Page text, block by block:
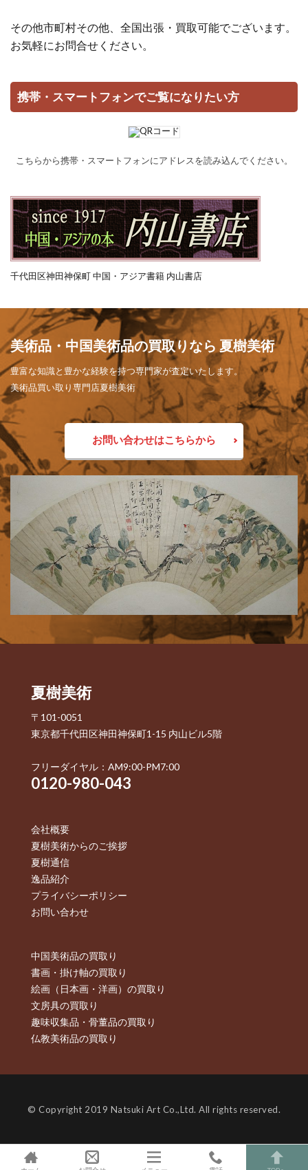
その他市町村その他、全国出張・買取可能でございます。
お気軽にお問合せください。
携帯・スマートフォンでご覧になりたい方
こちらから携帯・スマートフォンにアドレスを読み込んでください。
千代田区神田神保町 中国・アジア書籍 内山書店
美術品・中国美術品の買取りなら 夏樹美術
豊富な知識と豊かな経験を持つ専門家が査定いたします。
美術品買い取り専門店夏樹美術
お問い合わせはこちらから
夏樹美術
〒101-0051
東京都千代田区神田神保町1-15 内山ビル5階
フリーダイヤル：AM9:00-PM7:00
0120-980-043
会社概要
夏樹美術からのご挨拶
夏樹通信
逸品紹介
プライバシーポリシー
お問い合わせ
中国美術品の買取り
書画・掛け軸の買取り
絵画（日本画・洋画）の買取り
文房具の買取り
趣味収集品・骨董品の買取り
仏教美術品の買取り
© Copyright 2019 Natsuki Art Co.,Ltd. All rights reserved.